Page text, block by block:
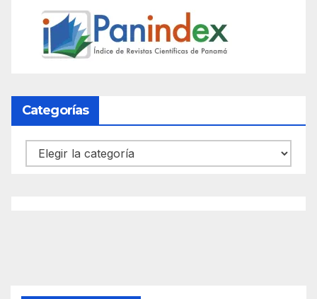
Categorías
Categorías